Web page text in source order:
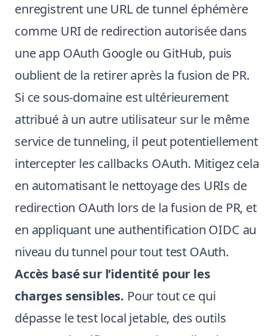
enregistrent une URL de tunnel éphémère
comme URI de redirection autorisée dans
une app OAuth Google ou GitHub, puis
oublient de la retirer après la fusion de PR.
Si ce sous-domaine est ultérieurement
attribué à un autre utilisateur sur le même
service de tunneling, il peut potentiellement
intercepter les callbacks OAuth. Mitigez cela
en automatisant le nettoyage des URIs de
redirection OAuth lors de la fusion de PR, et
en appliquant une authentification OIDC au
niveau du tunnel pour tout test OAuth.
Accès basé sur l’identité pour les
charges sensibles. Pour tout ce qui
dépasse le test local jetable, des outils